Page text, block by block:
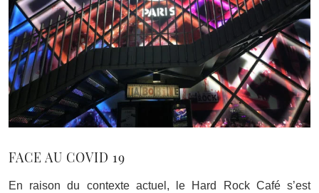
FACE AU COVID 19
En raison du contexte actuel, le Hard Rock Café s’est